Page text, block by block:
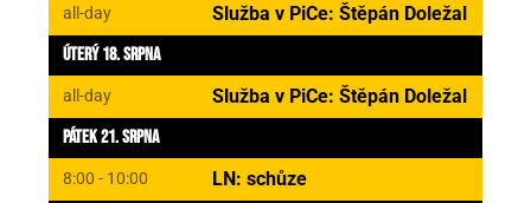
all-day
Služba v PiCe: Štěpán Doležal
Úterý 18. Srpna
all-day
Služba v PiCe: Štěpán Doležal
Pátek 21. Srpna
8:00 - 10:00
LN: schůze